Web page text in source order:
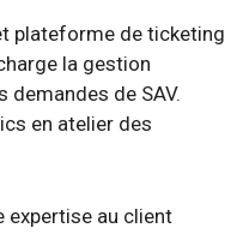
plateforme de ticketing
la gestion
de SAV.
en atelier des
expertise au client